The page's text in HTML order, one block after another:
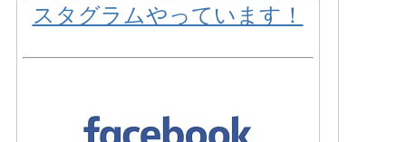
スタグラムやっています！